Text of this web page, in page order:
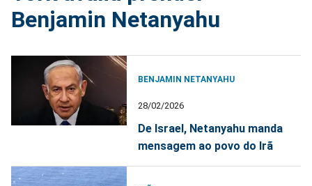
Benjamin Netanyahu
BENJAMIN NETANYAHU
28/02/2026
De Israel, Netanyahu manda
mensagem ao povo do Irã